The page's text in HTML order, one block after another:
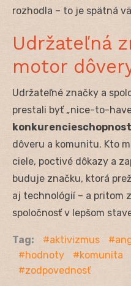
rozhodla – to je spätná
Udržateľná
motor
Udržateľné značky a
prestali byť „nice-to-
dôveru a komunitu. Kto
ciele, poctivé dôkazy a
buduje značku, ktorá
aj technológií – a pritom
spoločnosť v lepšom
Tag: aktivizmus
hodnoty
komunita
zodpovednosť